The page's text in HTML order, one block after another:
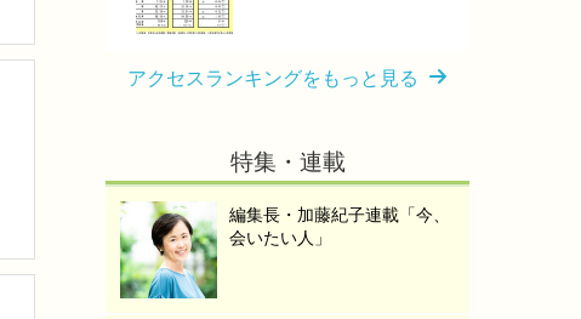
アクセスランキングをもっと見る
特集・連載
編集長・加藤紀子連載「今、
会いたい人」